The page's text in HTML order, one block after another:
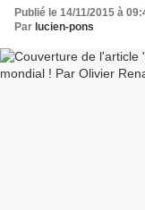
Publié le 14/11/2015 à
Par lucien-pons